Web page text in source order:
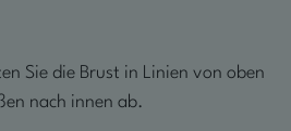
Sie die Brust in Linien von oben
nach innen ab.